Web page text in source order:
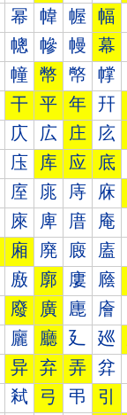
幂 幃 幄 幅
幒 幓 幔 幕
幢 幣 幤 幥
干 平 年 幵
庂 広 庄 庅
庒 库 应 底
庢 庣 庤 庥
庲 庳 庴 庵
廂 廃 廄 廅
廒 廓 廔 廕
廢 廣 廤 廥
廲 廳 廴 廵
异 弃 弄 弅
弒 弓 弔 引